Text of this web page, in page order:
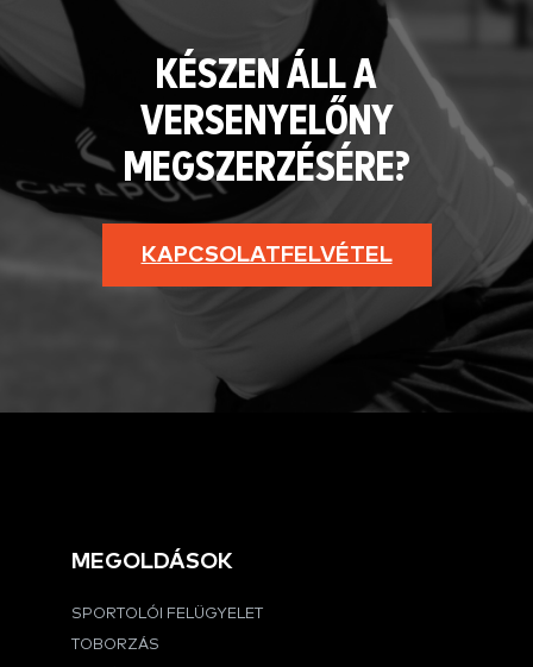
KÉSZEN ÁLL A
VERSENYELŐNY
MEGSZERZÉSÉRE?
KAPCSOLATFELVÉTEL
MEGOLDÁSOK
SPORTOLÓI FELÜGYELET
TOBORZÁS